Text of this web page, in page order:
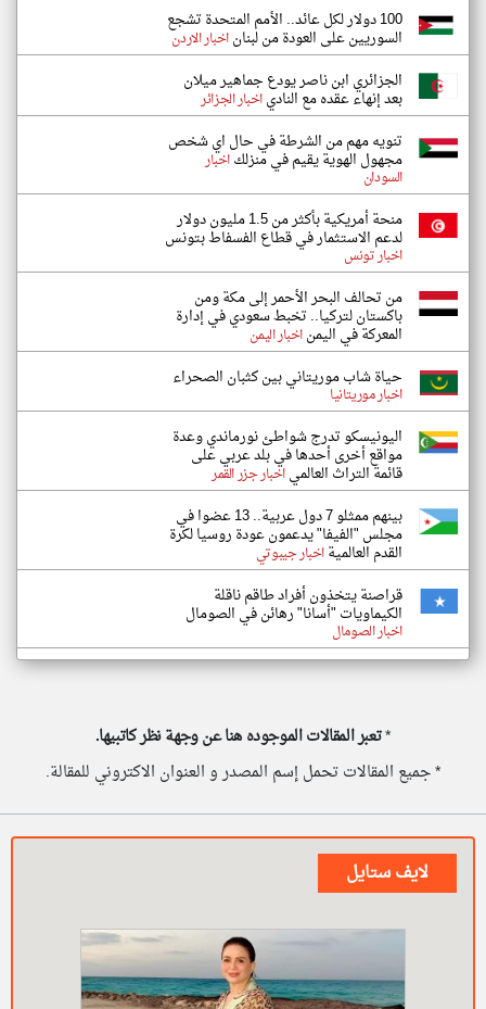
100 دولار لكل عائد.. الأمم المتحدة تشجع
السوريين على العودة من لبناناخبار الاردن
الجزائري ابن ناصر يودع جماهير ميلان
بعد إنهاء عقده مع النادياخبار الجزائر
تنويه مهم من الشرطة في حال اي شخص
مجهول الهوية يقيم في منزلكاخبار
السودان
منحة أمريكية بأكثر من 1.5 مليون دولار
لدعم الاستثمار في قطاع الفسفاط بتونس
اخبار تونس
من تحالف البحر الأحمر إلى مكة ومن
باكستان لتركيا.. تخبط سعودي في إدارة
المعركة في اليمناخبار اليمن
حياة شاب موريتاني بين كثبان الصحراء
اخبار موريتانيا
اليونيسكو تدرج شواطئ نورماندي وعدة
مواقع أخرى أحدها في بلد عربي على
قائمة التراث العالمياخبار جزر القمر
بينهم ممثلو 7 دول عربية.. 13 عضوا في
مجلس "الفيفا" يدعمون عودة روسيا لكرة
القدم العالميةاخبار جيبوتي
قراصنة يتخذون أفراد طاقم ناقلة
الكيماويات "أسانا" رهائن في الصومال
اخبار الصومال
*تعبر المقالات الموجوده هنا عن وجهة نظر كاتبيها.
* جميع المقالات تحمل إسم المصدر و العنوان الاكتروني للمقالة.
لايف ستايل